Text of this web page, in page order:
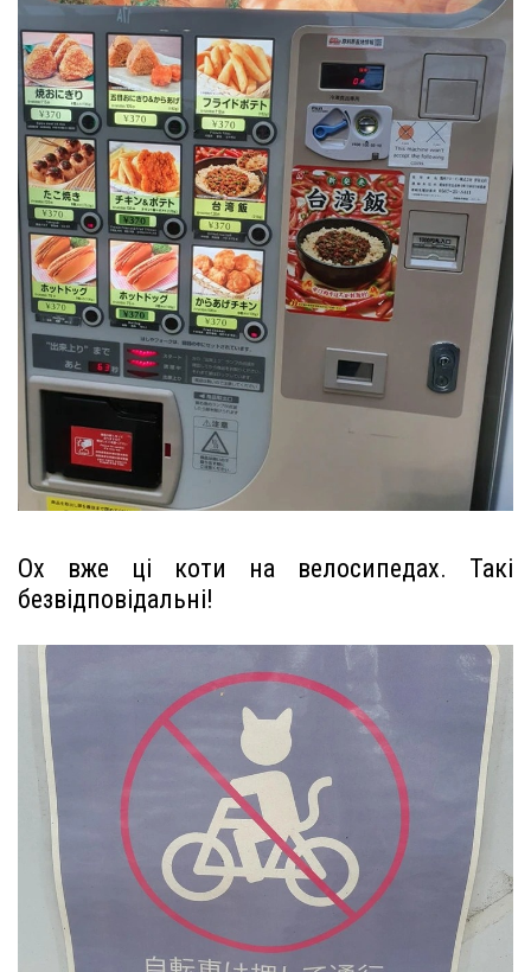
Ох вже ці коти на велосипедах. Такі
безвідповідальні!